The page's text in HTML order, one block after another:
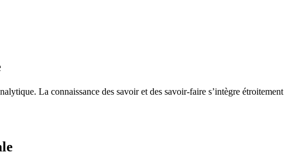
La connaissance des savoir et des savoir-faire s’intègre